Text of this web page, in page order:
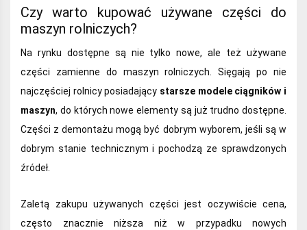
Czy warto kupować używane części do
maszyn rolniczych?
Na rynku dostępne są nie tylko nowe, ale też używane
części zamienne do maszyn rolniczych. Sięgają po nie
najczęściej rolnicy posiadający starsze modele ciągników i
maszyn, do których nowe elementy są już trudno dostępne.
Części z demontażu mogą być dobrym wyborem, jeśli są w
dobrym stanie technicznym i pochodzą ze sprawdzonych
źródeł.
Zaletą zakupu używanych części jest oczywiście cena,
często znacznie niższa niż w przypadku nowych